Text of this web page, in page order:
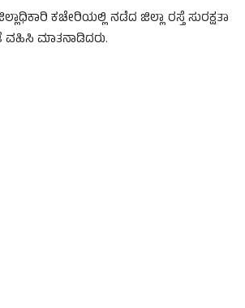
ಕಚೇರಿಯಲ್ಲಿ ನಡೆದ ಜಿಲ್ಲಾ ರಸ್ತೆ ಸುರಕ್ಷತಾ
ಮಾತನಾಡಿದರು.